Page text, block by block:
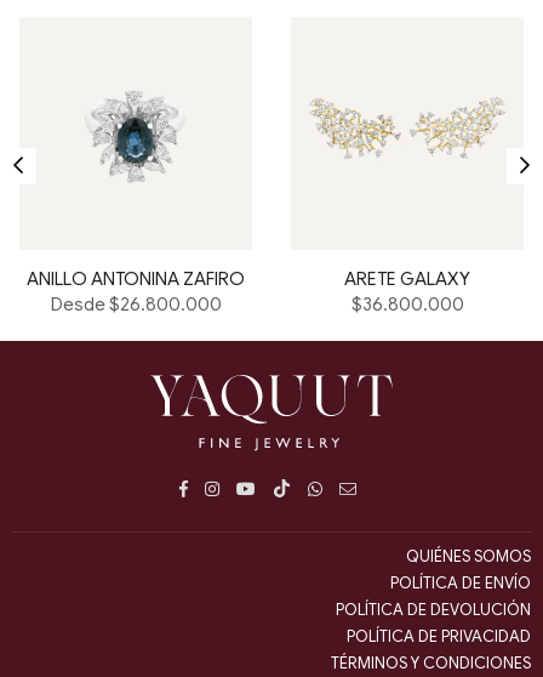
ANILLO ANTONINA ZAFIRO
Desde $26.800.000
ARETE GALAXY
Precio
$36.800.000
Facebook
InstagramYouTube
TikTokWhatsapp
E-
QUIÉNES SOMOS
POLÍTICA DE ENVÍO
POLÍTICA DE DEVOLUCIÓN
POLÍTICA DE PRIVACIDAD
TÉRMINOS Y CONDICIONES